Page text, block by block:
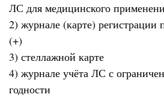
ЛС для медицинского
2) журнале (карте) регистрации
(+)
3) стеллажной карте
4) журнале учёта ЛС с
годности